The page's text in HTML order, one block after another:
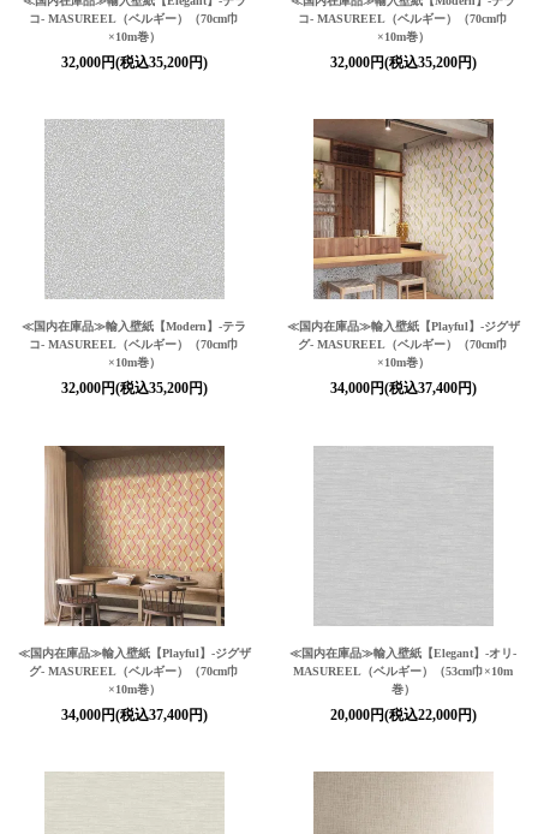
コ- MASUREEL（ベルギー）（70cm巾
×10m巻）
32,000円(税込35,200円)
コ- MASUREEL（ベルギー）（70cm巾
×10m巻）
32,000円(税込35,200円)
≪国内在庫品≫輸入壁紙 【Modern】-テラ
コ- MASUREEL（ベルギー）（70cm巾
×10m巻）
32,000円(税込35,200円)
≪国内在庫品≫輸入壁紙【Playful】 -ジグザ
グ- MASUREEL（ベルギー）（70cm巾
×10m巻）
34,000円(税込37,400円)
≪国内在庫品≫輸入壁紙【Playful】 -ジグザ
グ- MASUREEL（ベルギー）（70cm巾
×10m巻）
34,000円(税込37,400円)
≪国内在庫品≫輸入壁紙 【Elegant】-オリ-
MASUREEL（ベルギー）（53cm巾×10m
巻）
20,000円(税込22,000円)